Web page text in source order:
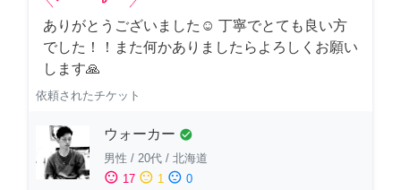
ありがとうございました☺️ 丁寧でとても良い方
でした！！また何かありましたらよろしくお願い
します🙏
依頼されたチケット
ウォーカー check_circle
男性 / 20代 / 北海道
sentiment_satisfied 17 sentiment_neutral 1 sentiment_dissatisfied 0